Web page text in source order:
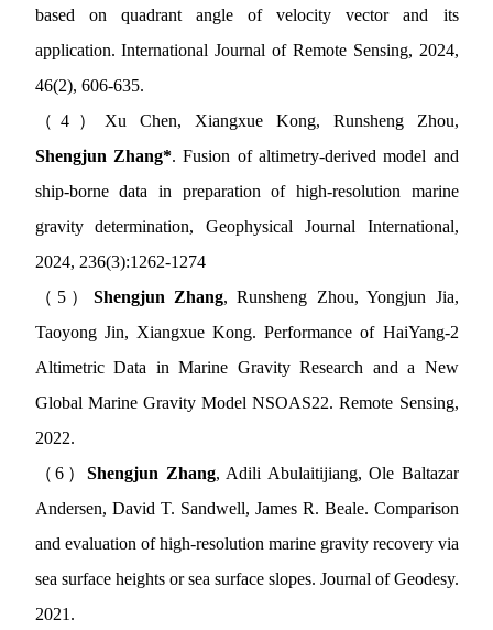
based on quadrant angle of velocity vector and its
application. International Journal of Remote Sensing, 2024,
46(2), 606-635.
（4 ） Xu Chen, Xiangxue Kong, Runsheng Zhou,
Shengjun Zhang*. Fusion of altimetry-derived model and
ship-borne data in preparation of high-resolution marine
gravity determination, Geophysical Journal International,
2024, 236(3):1262-1274
（ 5） Shengjun Zhang, Runsheng Zhou, Yongjun Jia,
Taoyong Jin, Xiangxue Kong. Performance of HaiYang-2
Altimetric Data in Marine Gravity Research and a New
Global Marine Gravity Model NSOAS22. Remote Sensing,
2022.
（ 6 ） Shengjun Zhang, Adili Abulaitijiang, Ole Baltazar
Andersen, David T. Sandwell, James R. Beale. Comparison
and evaluation of high-resolution marine gravity recovery via
sea surface heights or sea surface slopes. Journal of Geodesy.
2021.